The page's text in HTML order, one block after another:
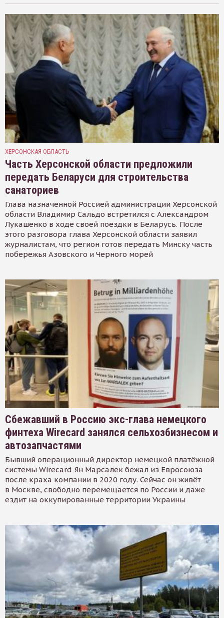
ХЕРСОНСКАЯ ОБЛАСТЬ
Часть Херсонской области предложили
передать Беларуси для строительства
санаториев
Глава назначенной Россией администрации Херсонской
области Владимир Сальдо встретился с Александром
Лукашенко в ходе своей поездки в Беларусь. После
этого разговора глава Херсонской области заявил
журналистам, что регион готов передать Минску часть
побережья Азовского и Черного морей
Сбежавший в Россию экс-глава немецкого
финтеха Wirecard занялся сельхозбизнесом и
автозапчастями
Бывший операционный директор немецкой платёжной
системы Wirecard Ян Марсалек бежал из Евросоюза
после краха компании в 2020 году. Сейчас он живёт
в Москве, свободно перемещается по России и даже
ездит на оккупированные территории Украины